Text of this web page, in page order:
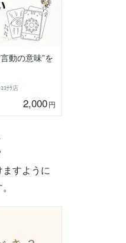
動の意味”を
ｺﾅﾗ店
2,000円
すように